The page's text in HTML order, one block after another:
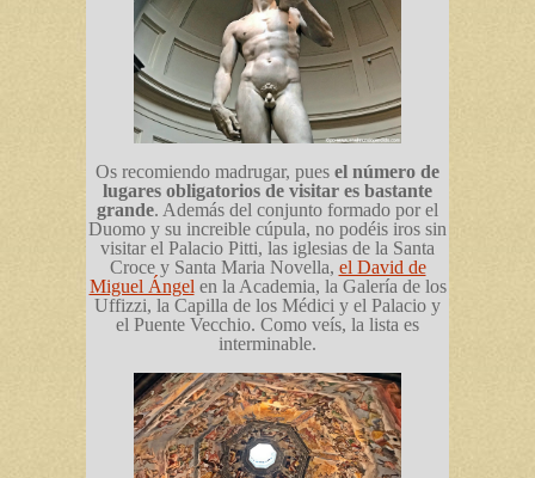
Os recomiendo madrugar, pues el número de
lugares obligatorios de visitar es bastante
grande. Además del conjunto formado por el
Duomo y su increible cúpula, no podéis iros sin
visitar el Palacio Pitti, las iglesias de la Santa
Croce y Santa Maria Novella, el David de
Miguel Ángelen la Academia, la Galería de los
Uffizzi, la Capilla de los Médici y el Palacio y
el Puente Vecchio. Como veís, la lista es
interminable.